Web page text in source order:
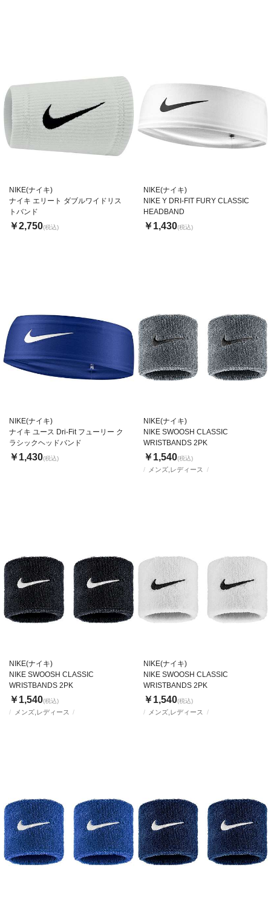
NIKE(ナイキ)
ナイキ エリート ダブルワイドリス
トバンド
￥2,750(税込)
NIKE(ナイキ)
NIKE Y DRI-FIT FURY CLASSIC
HEADBAND
￥1,430(税込)
NIKE(ナイキ)
ナイキ ユース Dri-Fit フューリー ク
ラシックヘッドバンド
￥1,430(税込)
メンズ,レディース
NIKE(ナイキ)
NIKE SWOOSH CLASSIC
WRISTBANDS 2PK
￥1,540(税込)
メンズ,レディース
NIKE(ナイキ)
NIKE SWOOSH CLASSIC
WRISTBANDS 2PK
￥1,540(税込)
メンズ,レディース
NIKE(ナイキ)
NIKE SWOOSH CLASSIC
WRISTBANDS 2PK
￥1,540(税込)